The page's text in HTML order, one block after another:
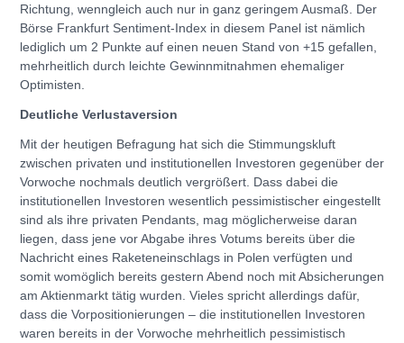
Richtung, wenngleich auch nur in ganz geringem Ausmaß. Der
Börse Frankfurt Sentiment-Index in diesem Panel ist nämlich
lediglich um 2 Punkte auf einen neuen Stand von +15 gefallen,
mehrheitlich durch leichte Gewinnmitnahmen ehemaliger
Optimisten.
Deutliche Verlustaversion
Mit der heutigen Befragung hat sich die Stimmungskluft
zwischen privaten und institutionellen Investoren gegenüber der
Vorwoche nochmals deutlich vergrößert. Dass dabei die
institutionellen Investoren wesentlich pessimistischer eingestellt
sind als ihre privaten Pendants, mag möglicherweise daran
liegen, dass jene vor Abgabe ihres Votums bereits über die
Nachricht eines Raketeneinschlags in Polen verfügten und
somit womöglich bereits gestern Abend noch mit Absicherungen
am Aktienmarkt tätig wurden. Vieles spricht allerdings dafür,
dass die Vorpositionierungen – die institutionellen Investoren
waren bereits in der Vorwoche mehrheitlich pessimistisch